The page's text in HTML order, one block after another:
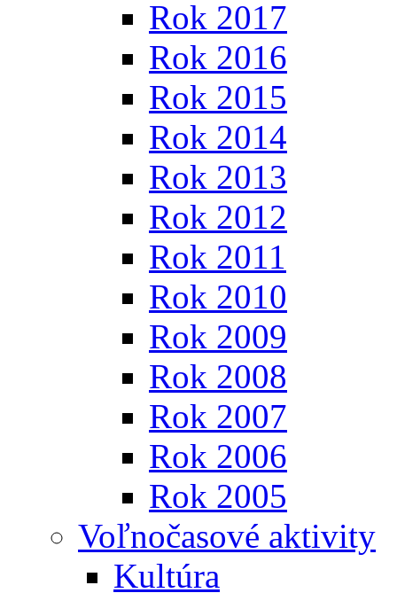
Rok 2017
Rok 2016
Rok 2015
Rok 2014
Rok 2013
Rok 2012
Rok 2011
Rok 2010
Rok 2009
Rok 2008
Rok 2007
Rok 2006
Rok 2005
Voľnočasové aktivity
Kultúra